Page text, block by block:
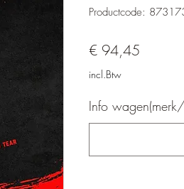
Productcode:
€ 94,45
incl.Btw
Info